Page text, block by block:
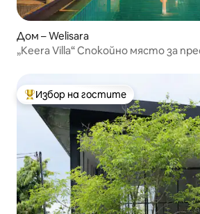
Дом – Welisara
„Keera Villa“ Спокойно място за
Най-популярен избор на гостите
Избор на гостите